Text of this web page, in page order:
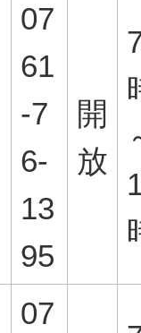
07
61
-7
6-
13
95
開
放
07